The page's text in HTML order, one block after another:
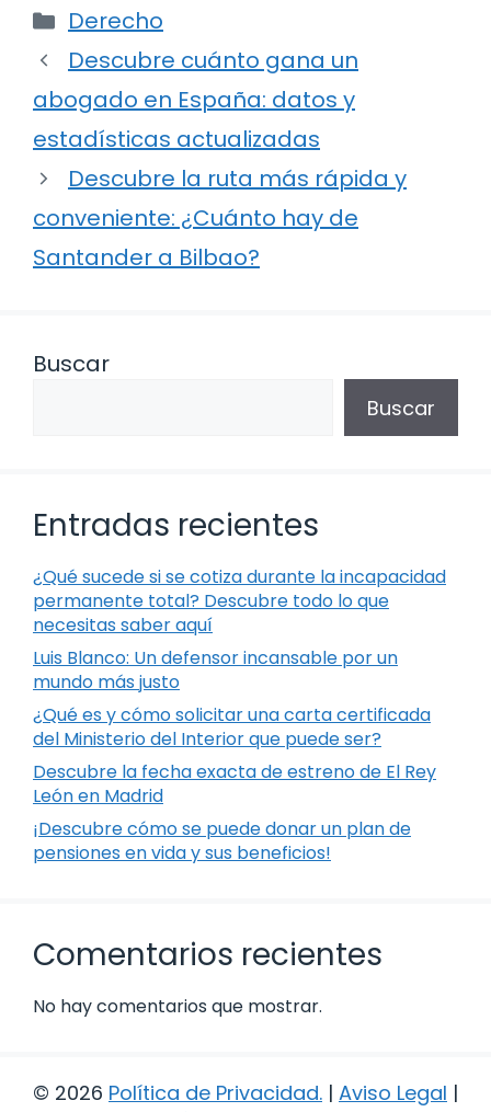
Categorías
Derecho
Descubre cuánto gana un
abogado en España: datos y
estadísticas actualizadas
Descubre la ruta más rápida y
conveniente: ¿Cuánto hay de
Santander a Bilbao?
Buscar
Buscar
Entradas recientes
¿Qué sucede si se cotiza durante la incapacidad
permanente total? Descubre todo lo que
necesitas saber aquí
Luis Blanco: Un defensor incansable por un
mundo más justo
¿Qué es y cómo solicitar una carta certificada
del Ministerio del Interior que puede ser?
Descubre la fecha exacta de estreno de El Rey
León en Madrid
¡Descubre cómo se puede donar un plan de
pensiones en vida y sus beneficios!
Comentarios recientes
No hay comentarios que mostrar.
© 2026 Política de Privacidad. | Aviso Legal |